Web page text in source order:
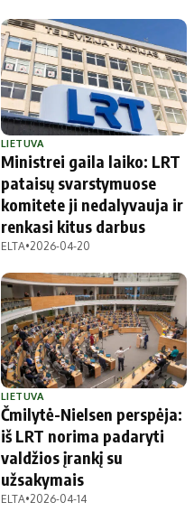
LIETUVA
Ministrei gaila laiko: LRT
pataisų svarstymuose
komitete ji nedalyvauja ir
renkasi kitus darbus
ELTA•2026-04-20
LIETUVA
Čmilytė-Nielsen perspėja:
iš LRT norima padaryti
valdžios įrankį su
užsakymais
ELTA•2026-04-14